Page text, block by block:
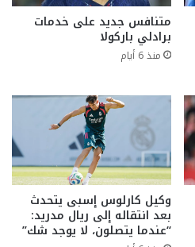
متنافس جديد على خدمات
برادلي باركولا
منذ 6 أيام
وكيل كارلوس إسبى يتحدث
بعد انتقاله إلى ريال مدريد:
“عندما يتصلون، لا يوجد شك”